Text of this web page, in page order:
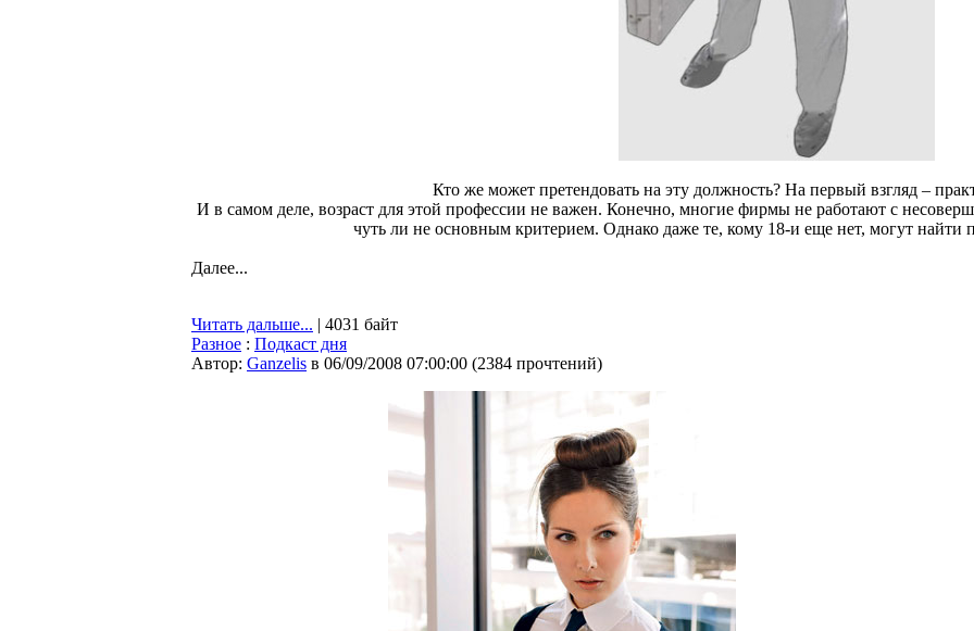
Кто же может претендовать на эту должность? На первый взгляд –
И в самом деле, возраст для этой профессии не важен. Конечно, многие фирмы не работают с
чуть ли не основным критерием. Однако даже те, кому 18-и еще нет, могут найти
Далее...
Читать дальше... | 4031 байт
Разное : Подкаст дня
Автор: Ganzelis в 06/09/2008 07:00:00 (2384 прочтений)